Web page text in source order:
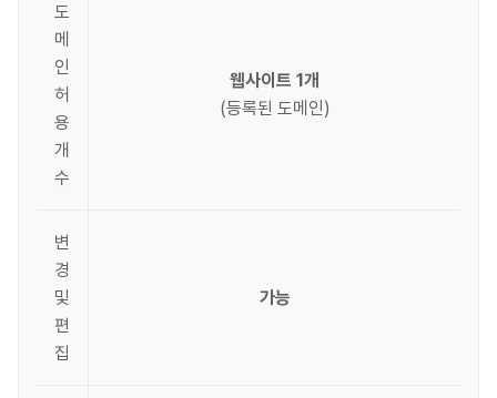
도
메
인
허
용
개
수
웹사이트 1개
(등록된 도메인)
변
경
및
편
집
가능